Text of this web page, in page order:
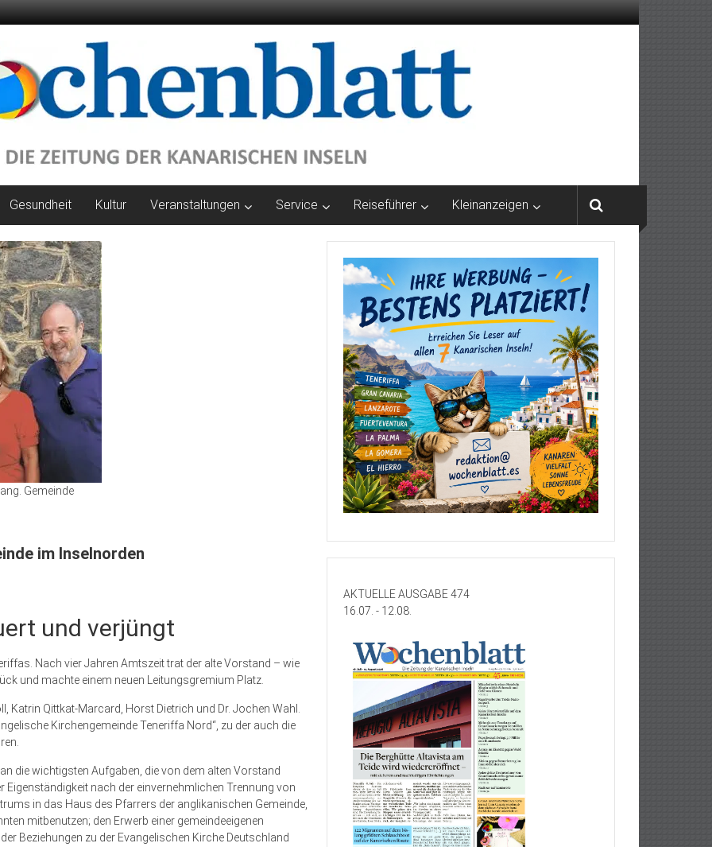
Gesundheit Kultur Veranstaltungen Service Reiseführer Kleinanzeigen
Gemeinde
im Inselnorden
und verjüngt
Nach vier Jahren Amtszeit trat der alte Vorstand – wie
und machte einem neuen Leitungsgremium Platz.
Katrin Qittkat-Marcard, Horst Dietrich und Dr. Jochen Wahl.
Kirchengemeinde Teneriffa Nord“, zu der auch die
die wichtigsten Aufgaben, die von dem alten Vorstand
Eigenständigkeit nach der einvernehmlichen Trennung von
in das Haus des Pfarrers der anglikanischen Gemeinde,
mitbenutzen; den Erwerb einer gemeindeeigenen
Beziehungen zu der Evangelischen Kirche Deutschland
AKTUELLE AUSGABE 474
16.07. - 12.08.